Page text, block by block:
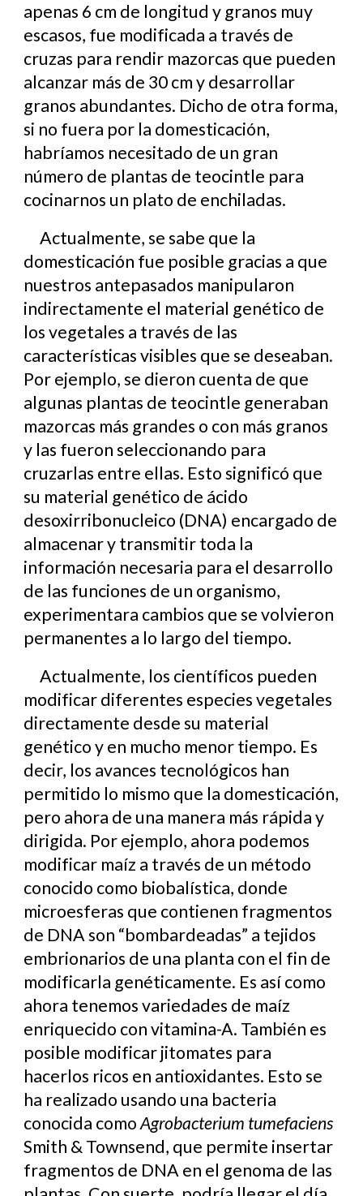
apenas 6 cm de longitud y granos muy
escasos, fue modificada a través de
cruzas para rendir mazorcas que pueden
alcanzar más de 30 cm y desarrollar
granos abundantes. Dicho de otra forma,
si no fuera por la domesticación,
habríamos necesitado de un gran
número de plantas de teocintle para
cocinarnos un plato de enchiladas.
Actualmente, se sabe que la
domesticación fue posible gracias a que
nuestros antepasados manipularon
indirectamente el material genético de
los vegetales a través de las
características visibles que se deseaban.
Por ejemplo, se dieron cuenta de que
algunas plantas de teocintle generaban
mazorcas más grandes o con más granos
y las fueron seleccionando para
cruzarlas entre ellas. Esto significó que
su material genético de ácido
desoxirribonucleico (DNA) encargado de
almacenar y transmitir toda la
información necesaria para el desarrollo
de las funciones de un organismo,
experimentara cambios que se volvieron
permanentes a lo largo del tiempo.
Actualmente, los científicos pueden
modificar diferentes especies vegetales
directamente desde su material
genético y en mucho menor tiempo. Es
decir, los avances tecnológicos han
permitido lo mismo que la domesticación,
pero ahora de una manera más rápida y
dirigida. Por ejemplo, ahora podemos
modificar maíz a través de un método
conocido como biobalística, donde
microesferas que contienen fragmentos
de DNA son “bombardeadas” a tejidos
embrionarios de una planta con el fin de
modificarla genéticamente. Es así como
ahora tenemos variedades de maíz
enriquecido con vitamina-A. También es
posible modificar jitomates para
hacerlos ricos en antioxidantes. Esto se
ha realizado usando una bacteria
conocida comoAgrobacterium tumefaciens
Smith & Townsend, que permite insertar
fragmentos de DNA en el genoma de las